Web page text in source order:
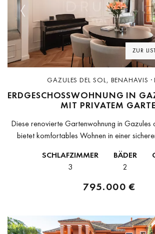
ZUR
Previous
GAZULES DEL SOL, BENAHAVIS
ERDGESCHOSSWOHNUNG IN
MIT PRIVATEM
Diese renovierte Gartenwohnung in Gazules
bietet komfortables Wohnen in einer
täglichen Bedarfs. Dank ihrer Südwest-
SCHLAFZIMMER
3
BÄDER
2
795.000 €